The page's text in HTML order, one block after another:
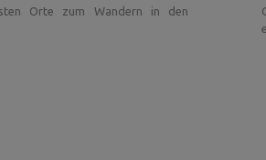
Orte zum Wandern in den